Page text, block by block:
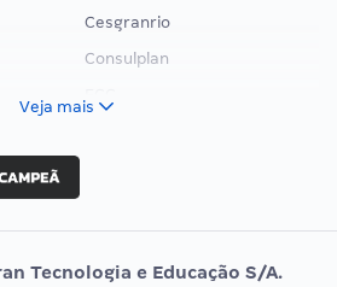
Cesgranrio
Consulplan
Vunesp
Veja mais
Tecnologia e Educação S/A.